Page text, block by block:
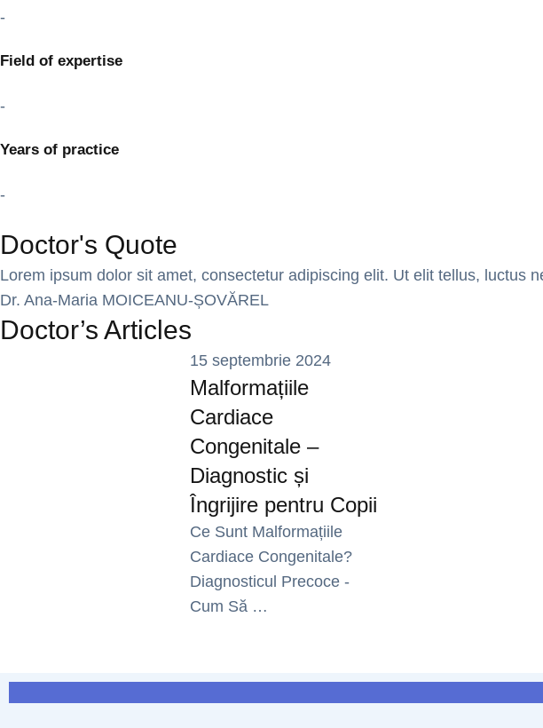
-
Field of expertise
-
Years of practice
-
Doctor's Quote
Lorem ipsum dolor sit amet, consectetur adipiscing elit. Ut elit tellus, luctus
Dr. Ana-Maria MOICEANU-ȘOVĂREL
Doctor’s Articles
15 septembrie 2024
Malformațiile
Cardiace
Congenitale –
Diagnostic și
Îngrijire pentru Copii
Ce Sunt Malformațiile
Cardiace Congenitale?
Diagnosticul Precoce -
Cum Să …